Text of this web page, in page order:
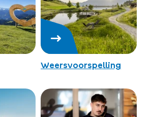
Weersvoorspelling